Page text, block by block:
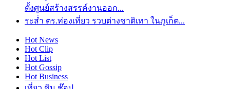
ตั้งศูนย์สร้างสรรค์งานออก...
ระส่ำ ตร.ท่องเที่ยว รวบต่างชาติเทา ในภูเก็ต...
Hot News
Hot Clip
Hot List
Hot Gossip
Hot Business